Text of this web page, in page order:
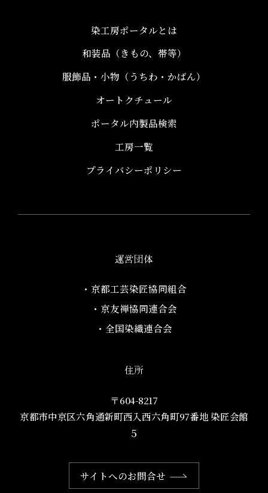
染工房ポータルとは
和装品（きもの、帯等）​
服飾品・小物​（うちわ・かばん）
オートクチュール
ポータル内製品検索
工房一覧
プライバシーポリシー
運営団体
・京都工芸染匠協同組合​
・京友禅協同連合会
・全国染織連合会
住所
〒604-8217
京都市中京区六角通新町西入西六角町97番地​ 染匠会館
５
サイトへのお問合せ